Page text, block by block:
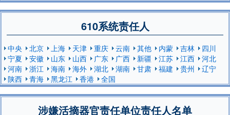
610系统责任人
中央 北京 上海 天津 重庆 云南 其他 内蒙 吉林
四川
宁夏
安徽 山东 山西 广东 广西 新疆 江苏 江西
河北
河南
浙江 海南 海外 湖北 湖南 甘肃 福建 贵州
辽宁
陕西
青海 黑龙江 香港 全国
涉嫌活摘器官责任单位责任人名单